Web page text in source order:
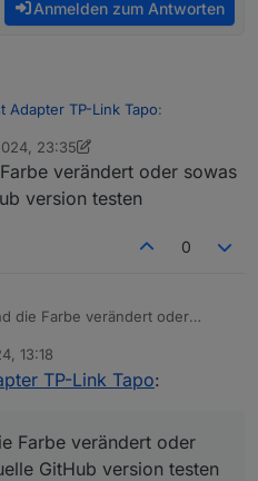
Anmelden zum Antworten
Adapter TP-Link Tapo:
testen
20:55:02.309	info	true
20:50:02.220	info	true
20:50:02.207	info	true
bei der DPs drin 😇 .. mega -
23:35
verändert oder sowas
version testen
0
die Farbe verändert oder
13:18
TP-Link Tapo:
Farbe verändert oder
GitHub version testen